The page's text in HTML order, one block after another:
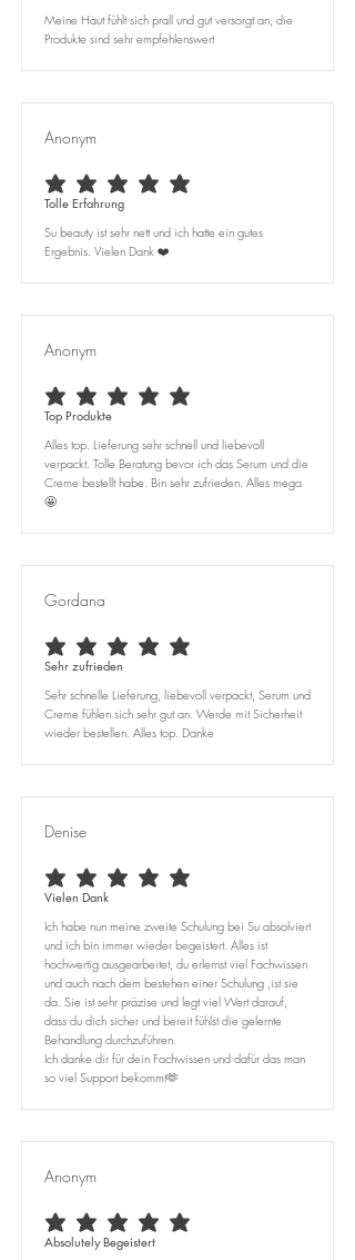
Meine Haut fühlt sich prall und gut versorgt an, die
Produkte sind sehr empfehlenswert
Anonym
average rating is 5 out of 5
Tolle Erfahrung
Su beauty ist sehr nett und ich hatte ein gutes
Ergebnis. Vielen Dank ❤️
Anonym
average rating is 5 out of 5
Top Produkte
Alles top. Lieferung sehr schnell und liebevoll
verpackt. Tolle Beratung bevor ich das Serum und die
Creme bestellt habe. Bin sehr zufrieden. Alles mega
🤩
Gordana
average rating is 5 out of 5
Sehr zufrieden
Sehr schnelle Lieferung, liebevoll verpackt, Serum und
Creme fühlen sich sehr gut an. Werde mit Sicherheit
wieder bestellen. Alles top. Danke
Denise
average rating is 5 out of 5
Vielen Dank
Ich habe nun meine zweite Schulung bei Su absolviert
und ich bin immer wieder begeistert. Alles ist
hochwertig ausgearbeitet, du erlernst viel Fachwissen
und auch nach dem bestehen einer Schulung ,ist sie
da. Sie ist sehr präzise und legt viel Wert darauf,
dass du dich sicher und bereit fühlst die gelernte
Behandlung durchzuführen.
Ich danke dir für dein Fachwissen und dafür das man
so viel Support bekommt🫶
Anonym
average rating is 5 out of 5
Absolutely Begeistert